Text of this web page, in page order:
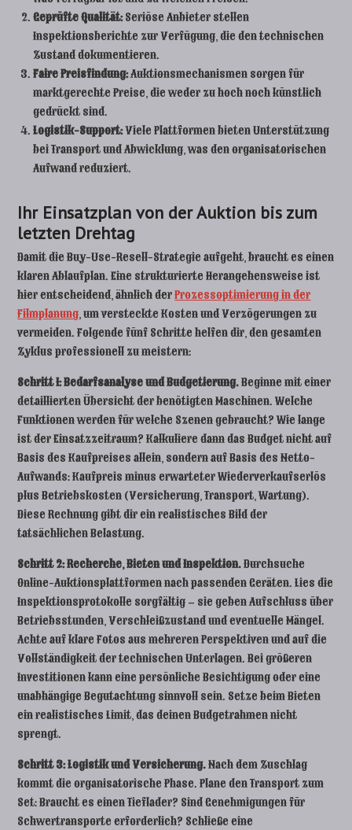
Geprüfte Qualität:Seriöse Anbieter stellen
Inspektionsberichte zur Verfügung, die den technischen
Zustand dokumentieren.
Faire Preisfindung:Auktionsmechanismen sorgen für
marktgerechte Preise, die weder zu hoch noch künstlich
gedrückt sind.
Logistik-Support:Viele Plattformen bieten Unterstützung
bei Transport und Abwicklung, was den organisatorischen
Aufwand reduziert.
Ihr Einsatzplan von der Auktion bis zum
letzten Drehtag
Damit die Buy-Use-Resell-Strategie aufgeht, braucht es einen
klaren Ablaufplan. Eine strukturierte Herangehensweise ist
hier entscheidend, ähnlich derProzessoptimierung in der
Filmplanung, um versteckte Kosten und Verzögerungen zu
vermeiden. Folgende fünf Schritte helfen dir, den gesamten
Zyklus professionell zu meistern:
Schritt 1: Bedarfsanalyse und Budgetierung.Beginne mit einer
detaillierten Übersicht der benötigten Maschinen. Welche
Funktionen werden für welche Szenen gebraucht? Wie lange
ist der Einsatzzeitraum? Kalkuliere dann das Budget nicht auf
Basis des Kaufpreises allein, sondern auf Basis des Netto-
Aufwands: Kaufpreis minus erwarteter Wiederverkaufserlös
plus Betriebskosten (Versicherung, Transport, Wartung).
Diese Rechnung gibt dir ein realistisches Bild der
tatsächlichen Belastung.
Schritt 2: Recherche, Bieten und Inspektion.Durchsuche
Online-Auktionsplattformen nach passenden Geräten. Lies die
Inspektionsprotokolle sorgfältig – sie geben Aufschluss über
Betriebsstunden, Verschleißzustand und eventuelle Mängel.
Achte auf klare Fotos aus mehreren Perspektiven und auf die
Vollständigkeit der technischen Unterlagen. Bei größeren
Investitionen kann eine persönliche Besichtigung oder eine
unabhängige Begutachtung sinnvoll sein. Setze beim Bieten
ein realistisches Limit, das deinen Budgetrahmen nicht
sprengt.
Schritt 3: Logistik und Versicherung.Nach dem Zuschlag
kommt die organisatorische Phase. Plane den Transport zum
Set: Braucht es einen Tieflader? Sind Genehmigungen für
Schwertransporte erforderlich? Schließe eine